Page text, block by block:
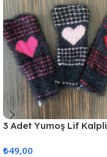
3 Adet Yumoş Lif Kalpli
₺49,00